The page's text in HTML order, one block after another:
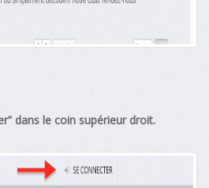
dans le coin supérieur droit.